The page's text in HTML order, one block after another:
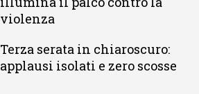
violenza
Terza serata in chiaroscuro:
applausi isolati e zero scosse